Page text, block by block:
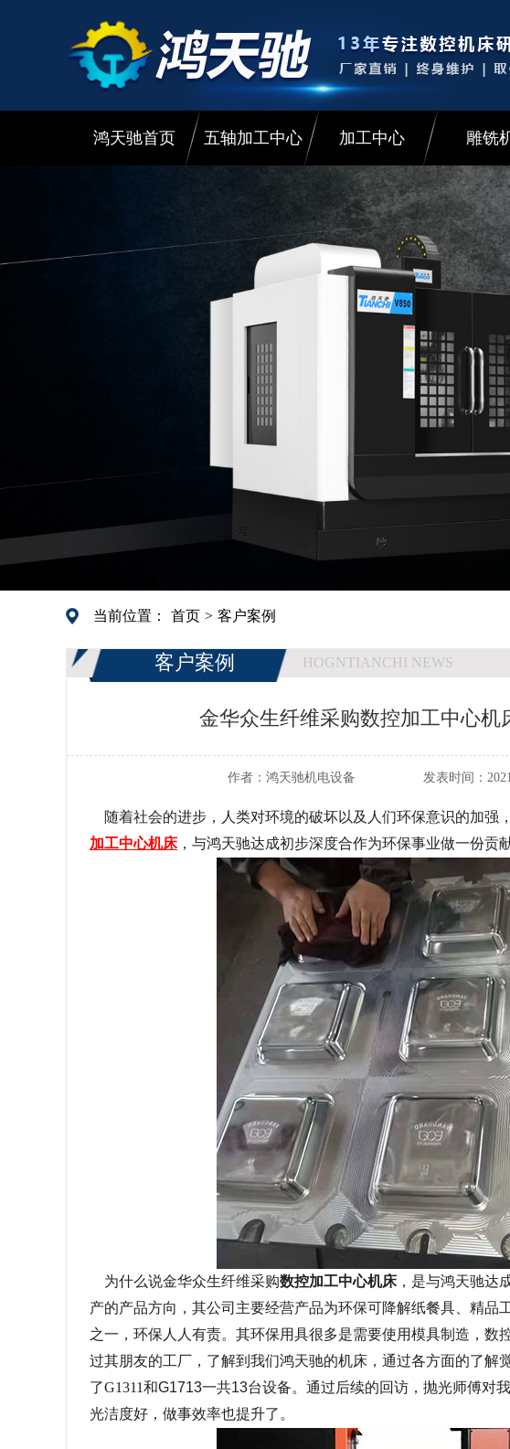
鸿天驰首页 五轴加工中心 加工中心 雕铣
当前位置： 首页 > 客户案例
客户案例 HOGNTIANCHI NEWS
金华众生纤维采购数控加工中心
作者： 鸿天驰机电设备 发表时间：
随着社会的进步，人类对环境的破坏以及人们环保意识的加强
加工中心机床，与鸿天驰达成初步深度合作为环保事业做一份贡献
为什么说金华众生纤维采购数控加工中心机床，是与鸿天驰达
产的产品方向，其公司 主要经营产品为环保可降解纸餐具、精品
之一，环保人人有责。其环保用具很多是需要使用模具制造，数
过其朋友的工厂，了解到我们鸿天驰的机床，通过各方面的了
了G1311和G1713一共13台设备。通过后续的回访，抛光师傅对
光洁度好，做事效率也提升了。